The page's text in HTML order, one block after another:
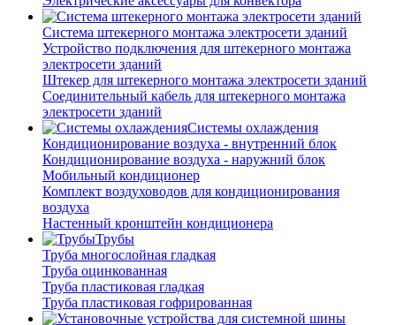
Система штекерного монтажа электросети зданий
Устройство подключения для штекерного монтажа
электросети зданий
Штекер для штекерного монтажа электросети зданий
Соединительный кабель для штекерного монтажа
электросети зданий
Системы охлаждения
Кондиционирование воздуха - внутренний блок
Кондиционирование воздуха - наружний блок
Мобильный кондиционер
Комплект воздуховодов для кондиционирования
воздуха
Настенный кронштейн кондиционера
Трубы
Труба многослойная гладкая
Труба оцинкованная
Труба пластиковая гладкая
Труба пластиковая гофрированная